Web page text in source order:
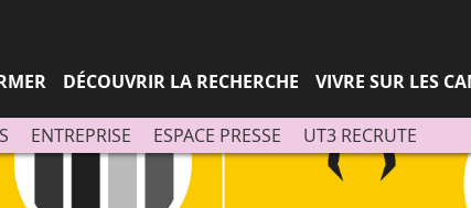
DÉCOUVRIR LA RECHERCHE VIVRE SUR LES
ENTREPRISE ESPACE PRESSE UT3 RECRUTE